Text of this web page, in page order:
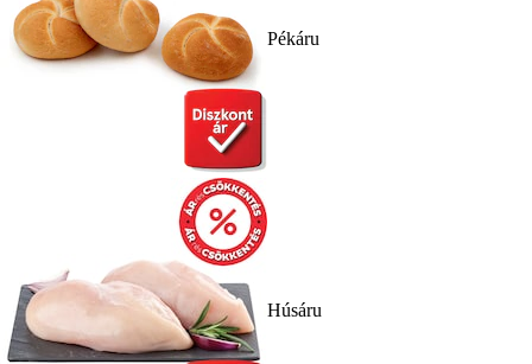
Pékáru
Húsáru